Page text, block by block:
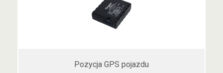
Pozycja GPS pojazdu